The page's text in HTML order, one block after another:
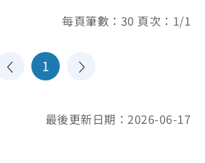
每頁筆數：30 頁次：1/1
1
最後更新日期：2026-06-17